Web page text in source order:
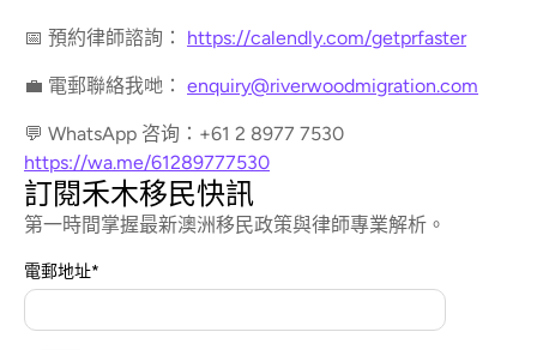
訂閱禾木移民快訊
第一時間掌握最新澳洲移民政策與律師專業解析。
電郵地址*
📅 預約律師諮詢： https://calendly.com/getprfaster
💼 電郵聯絡我哋： enquiry@riverwoodmigration.com
💬 WhatsApp 咨询：+61 2 8977 7530
https://wa.me/61289777530